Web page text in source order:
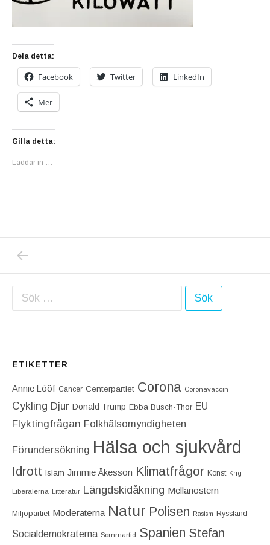
Dela detta:
Facebook Twitter LinkedIn
Mer
Gilla detta:
Laddar in …
Inläggsnavigering
Sök efter:
ETIKETTER
Annie Lööf Cancer Centerpartiet‎ Corona Coronavaccin
Cykling Djur Donald Trump Ebba Busch-Thor EU
Flyktingfrågan Folkhälsomyndigheten
Förundersökning Hälsa och sjukvård
Idrott Islam Jimmie Åkesson Klimatfrågor Konst Krig
Liberalerna Litteratur Längdskidåkning Mellanöstern
Miljöpartiet Moderaterna Natur Polisen Rasism Ryssland
Socialdemokraterna Sommartid Spanien Stefan